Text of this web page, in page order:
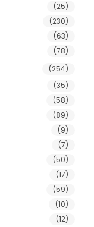
(25)
(230)
(63)
(78)
(254)
(35)
(58)
(89)
(9)
(7)
(50)
(17)
(59)
(10)
(12)